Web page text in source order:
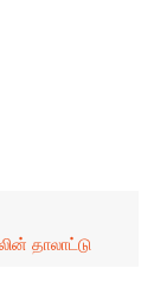
தாலாட்டு